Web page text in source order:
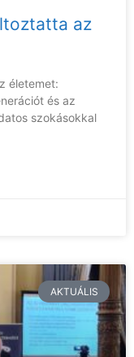
az
életemet:
és az
szokásokkal
AKTUÁLIS